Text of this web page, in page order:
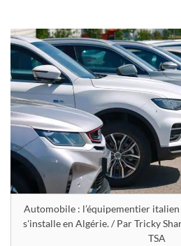
Automobile : l’équipementier
s'installe en Algérie. / Par Tricky
TSA